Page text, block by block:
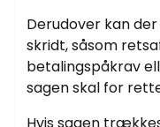
Derudover kan
skridt, såsom
betalingspåkrav
sagen skal for